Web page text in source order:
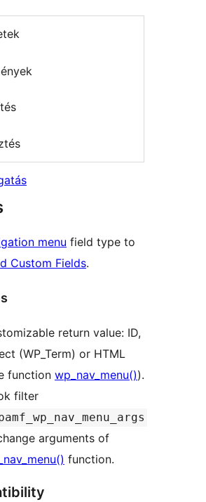
menu field type to
Custom Fields.
return value: ID,
(WP_Term) or HTML
function wp_nav_menu()).
filter
arguments of
function.